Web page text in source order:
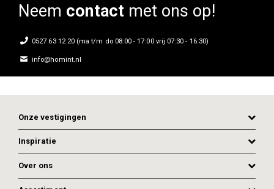
Neem contactmet ons op!
0527 63 12 20 (ma t/m do 08:00 - 17:00 vrij 07:30 - 16:30)
info@homint.nl
Onze vestigingen
Inspiratie
Over ons